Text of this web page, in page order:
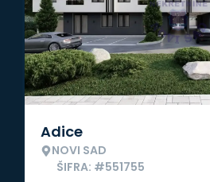
Adice
NOVI SAD
ŠIFRA: #551755